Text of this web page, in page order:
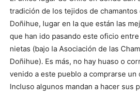
tradición de los tejidos de chamantos
Doñihue, lugar en la que están las
que han ido pasando este oficio
nietas (bajo la Asociación de las
Doñihue). Es más, no hay huaso o
venido a este pueblo a comprarse un
Incluso algunos mandan a hacer sus